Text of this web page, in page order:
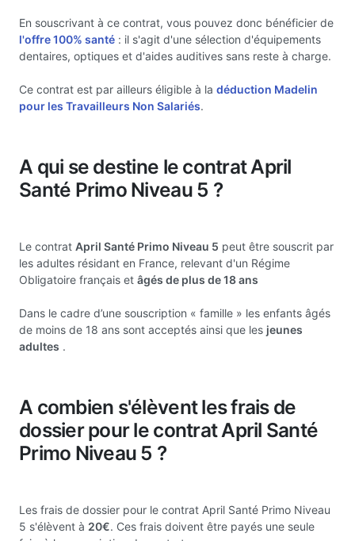
En souscrivant à ce contrat, vous pouvez donc bénéficier de
l'offre 100% santé : il s'agit d'une sélection d'équipements
dentaires, optiques et d'aides auditives sans reste à charge.
Ce contrat est par ailleurs éligible à la déduction Madelin
pour les Travailleurs Non Salariés.
A qui se destine le contrat April
Santé Primo Niveau 5 ?
Le contrat April Santé Primo Niveau 5 peut être souscrit par
les adultes résidant en France, relevant d'un Régime
Obligatoire français et âgés de plus de 18 ans
Dans le cadre d’une souscription « famille » les enfants âgés
de moins de 18 ans sont acceptés ainsi que les jeunes
adultes .
A combien s'élèvent les frais de
dossier pour le contrat April Santé
Primo Niveau 5 ?
Les frais de dossier pour le contrat April Santé Primo Niveau
5 s'élèvent à 20€. Ces frais doivent être payés une seule